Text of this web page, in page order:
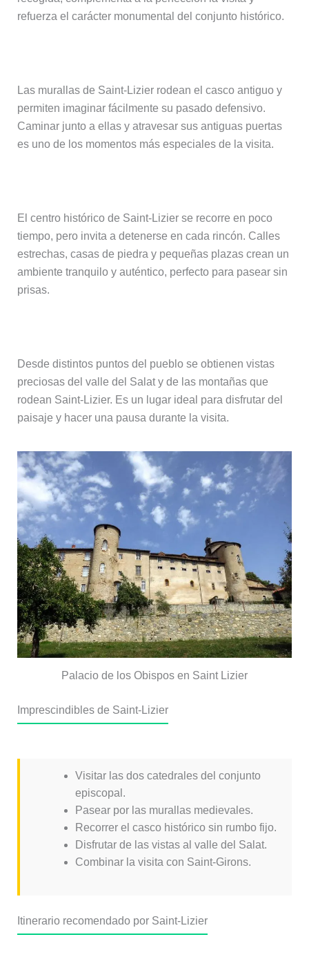
refuerza el carácter monumental del conjunto histórico.
Las murallas de Saint-Lizier rodean el casco antiguo y
permiten imaginar fácilmente su pasado defensivo.
Caminar junto a ellas y atravesar sus antiguas puertas
es uno de los momentos más especiales de la visita.
El centro histórico de Saint-Lizier se recorre en poco
tiempo, pero invita a detenerse en cada rincón. Calles
estrechas, casas de piedra y pequeñas plazas crean un
ambiente tranquilo y auténtico, perfecto para pasear sin
prisas.
Desde distintos puntos del pueblo se obtienen vistas
preciosas del valle del Salat y de las montañas que
rodean Saint-Lizier. Es un lugar ideal para disfrutar del
paisaje y hacer una pausa durante la visita.
Palacio de los Obispos en Saint Lizier
Imprescindibles de Saint-Lizier
Visitar las dos catedrales del conjunto
episcopal.
Pasear por las murallas medievales.
Recorrer el casco histórico sin rumbo fijo.
Disfrutar de las vistas al valle del Salat.
Combinar la visita con Saint-Girons.
Itinerario recomendado por Saint-Lizier